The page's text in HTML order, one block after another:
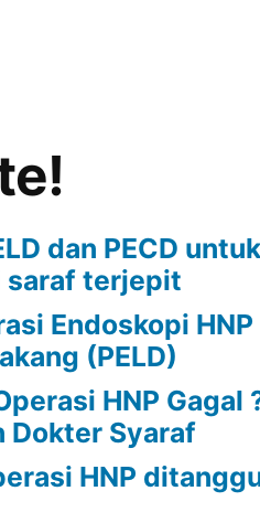
Untuk
Leher
dan PECD untuk
saraf terjepit
Endoskopi HNP
(PELD)
HNP Gagal
Dokter Syaraf
HNP